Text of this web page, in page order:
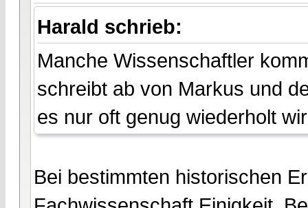
Harald schrieb:
Manche Wissenschaftler
schreibt ab von Markus und
es nur oft genug wiederholt
Bei bestimmten historischen